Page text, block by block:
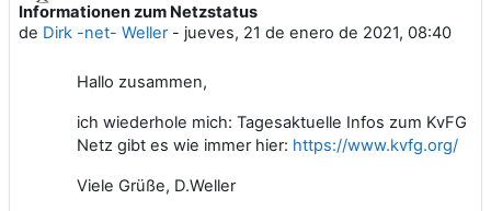
Informationen zum Netzstatus
de Dirk -net- Weller- jueves, 21 de enero de 2021, 08:40
Número de respuestas: 0
Hallo zusammen,
ich wiederhole mich: Tagesaktuelle Infos zum KvFG
Netz gibt es wie immer hier: https://www.kvfg.org/
Viele Grüße, D.Weller